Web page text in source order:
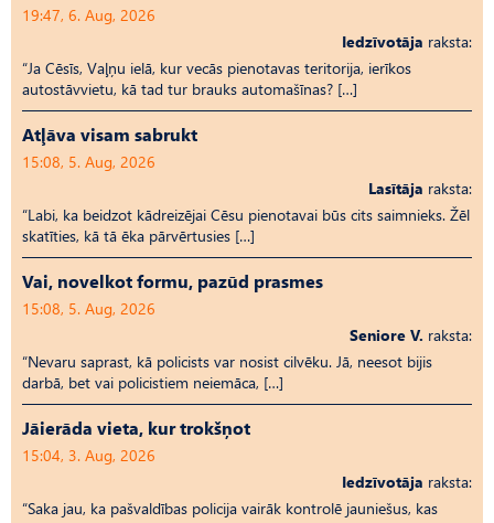
19:47, 6. Aug, 2026
Iedzīvotāja raksta:
“Ja Cēsīs, Vaļņu ielā, kur vecās pienotavas teritorija, ierīkos
autostāvvietu, kā tad tur brauks automašīnas? […]
Atļāva visam sabrukt
15:08, 5. Aug, 2026
Lasītāja raksta:
“Labi, ka beidzot kādreizējai Cēsu pienotavai būs cits saimnieks. Žēl
skatīties, kā tā ēka pārvērtusies […]
Vai, novelkot formu, pazūd prasmes
15:08, 5. Aug, 2026
Seniore V. raksta:
“Nevaru saprast, kā policists var nosist cilvēku. Jā, neesot bijis
darbā, bet vai policistiem neiemāca, […]
Jāierāda vieta, kur trokšņot
15:04, 3. Aug, 2026
Iedzīvotāja raksta:
“Saka jau, ka pašvaldības policija vairāk kontrolē jauniešus, kas